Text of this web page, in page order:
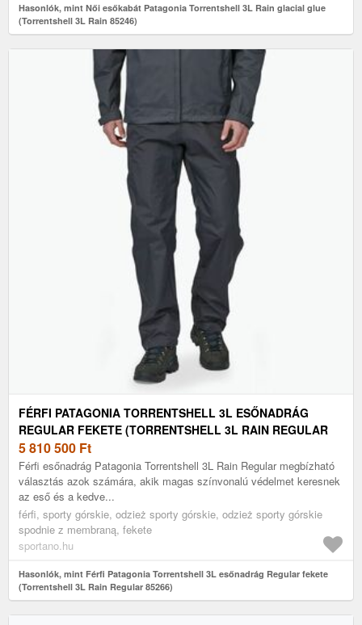
Hasonlók, mint Női esőkabát Patagonia Torrentshell 3L Rain glacial glue
(Torrentshell 3L Rain 85246)
FÉRFI PATAGONIA TORRENTSHELL 3L ESŐNADRÁG
REGULAR FEKETE (TORRENTSHELL 3L RAIN REGULAR
85266)
5 810 500 Ft
Férfi esőnadrág Patagonia Torrentshell 3L Rain Regular megbízható
választás azok számára, akik magas színvonalú védelmet keresnek
az eső és a kedve...
férfi, sporty górskie, odzież sporty górskie, odzież sporty górskie
spodnie z membraną, fekete
sportano.hu
Hasonlók, mint Férfi Patagonia Torrentshell 3L esőnadrág Regular fekete
(Torrentshell 3L Rain Regular 85266)